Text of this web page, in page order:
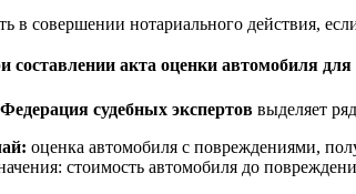
в совершении нотариального действия,
акта оценки автомобиля для
Федерация судебных экспертов выделяет
оценка автомобиля с повреждениями,
стоимость автомобиля до